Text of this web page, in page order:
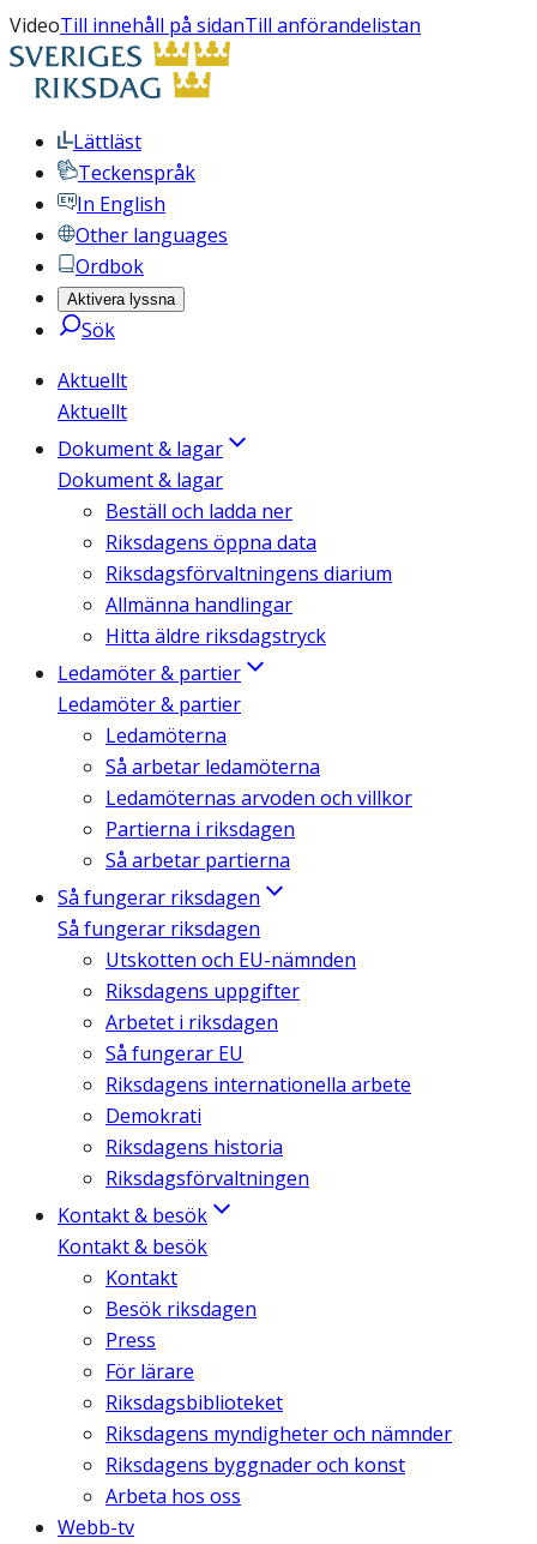
VideoTill innehåll på sidanTill anförandelistan
Lättläst
Teckenspråk
In English
Other languages
Ordbok
Aktivera lyssna
Sök
Aktuellt
Aktuellt
Dokument & lagar
Dokument & lagar
Beställ och ladda ner
Riksdagens öppna data
Riksdagsförvaltningens diarium
Allmänna handlingar
Hitta äldre riksdagstryck
Ledamöter & partier
Ledamöter & partier
Ledamöterna
Så arbetar ledamöterna
Ledamöternas arvoden och villkor
Partierna i riksdagen
Så arbetar partierna
Så fungerar riksdagen
Så fungerar riksdagen
Utskotten och EU-nämnden
Riksdagens uppgifter
Arbetet i riksdagen
Så fungerar EU
Riksdagens internationella arbete
Demokrati
Riksdagens historia
Riksdagsförvaltningen
Kontakt & besök
Kontakt & besök
Kontakt
Besök riksdagen
Press
För lärare
Riksdagsbiblioteket
Riksdagens myndigheter och nämnder
Riksdagens byggnader och konst
Arbeta hos oss
Webb-tv